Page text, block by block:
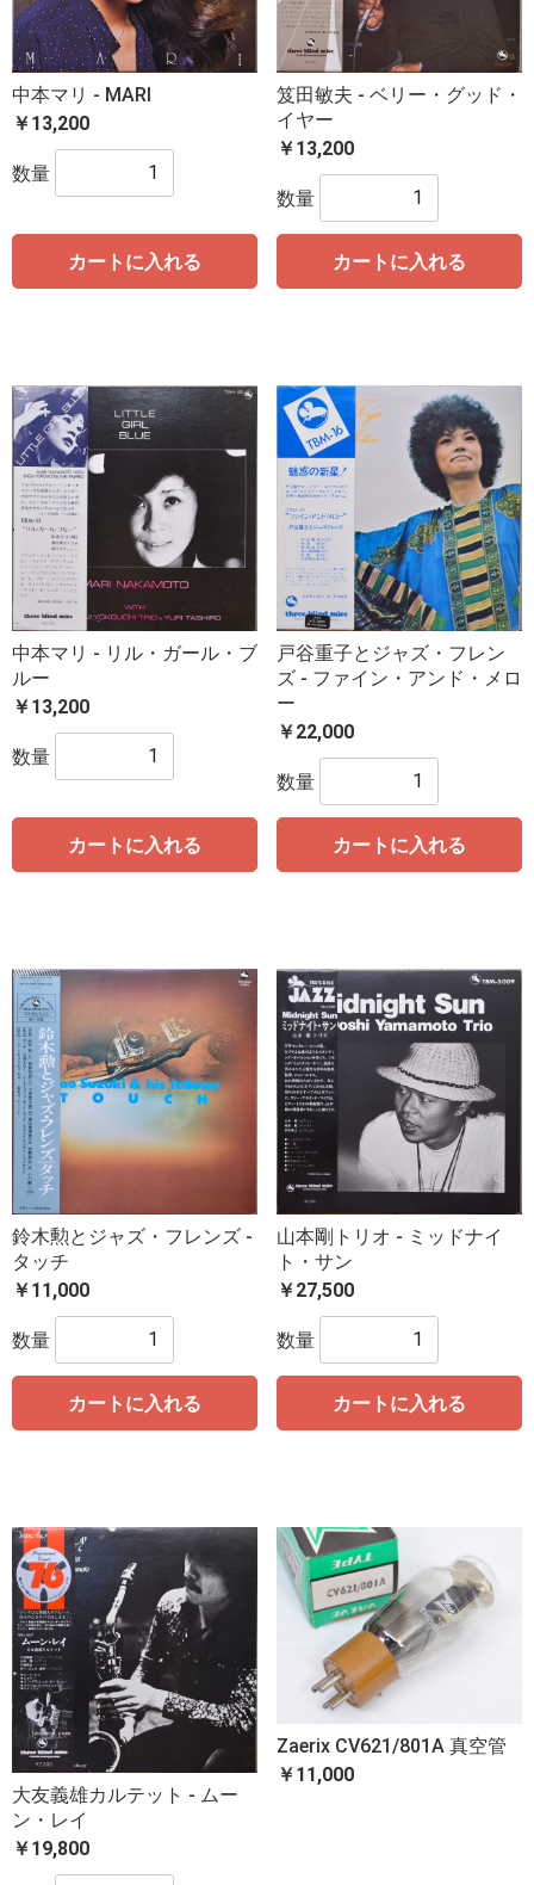
中本マリ - MARI
￥13,200
数量
カートに入れる
笈田敏夫 - ベリー・グッド・
イヤー
￥13,200
数量
カートに入れる
中本マリ - リル・ガール・ブ
ルー
￥13,200
数量
カートに入れる
戸谷重子とジャズ・フレン
ズ - ファイン・アンド・メロ
ー
￥22,000
数量
カートに入れる
鈴木勲とジャズ・フレンズ -
タッチ
￥11,000
数量
カートに入れる
山本剛トリオ - ミッドナイ
ト・サン
￥27,500
数量
カートに入れる
大友義雄カルテット - ムー
ン・レイ
￥19,800
Zaerix CV621/801A 真空管
￥11,000